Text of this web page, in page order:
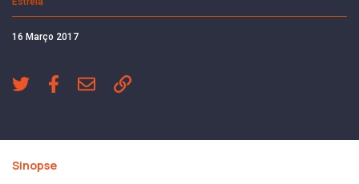
16 Março 2017
Sinopse